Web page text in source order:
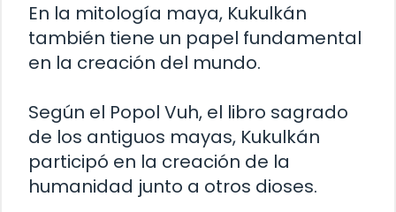
En la mitología maya, Kukulkán
también tiene un papel fundamental
en la creación del mundo.
Según el Popol Vuh, el libro sagrado
de los antiguos mayas, Kukulkán
participó en la creación de la
humanidad junto a otros dioses.